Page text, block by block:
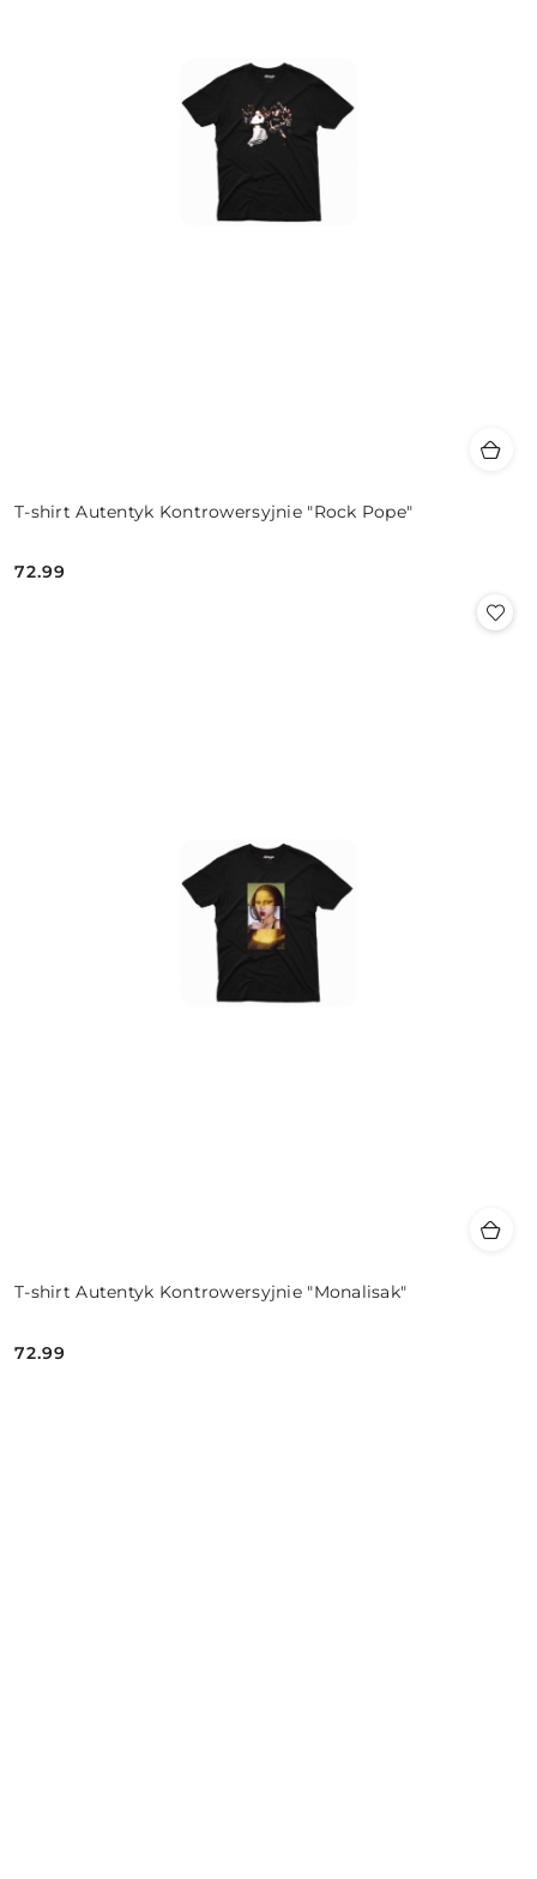
T-shirt Autentyk Kontrowersyjnie "Rock Pope"
Cena:
72.99
T-shirt Autentyk Kontrowersyjnie "Monalisak"
Cena:
72.99